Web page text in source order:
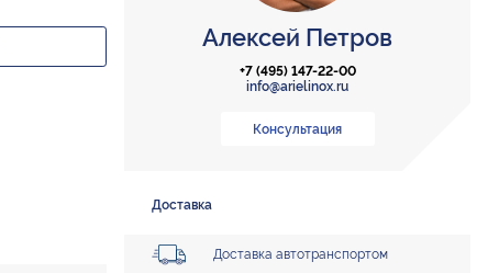
Алексей Петров
+7 (495) 147-22-00
info@arielinox.ru
Консультация
Доставка
Доставка автотранспортом